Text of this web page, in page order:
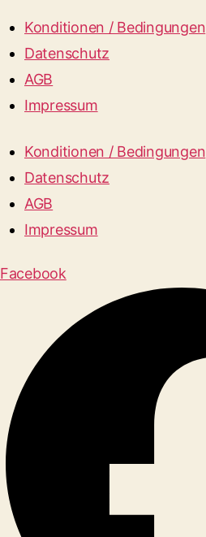
Konditionen / Bedingungen
Datenschutz
AGB
Impressum
Konditionen / Bedingungen
Datenschutz
AGB
Impressum
Facebook